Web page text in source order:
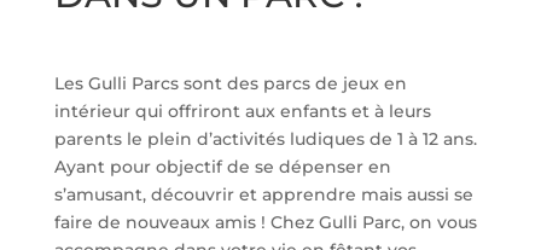
Les Gulli Parcs sont des parcs de jeux en
intérieur qui offriront aux enfants et à leurs
parents le plein d’activités ludiques de 1 à 12 ans.
Ayant pour objectif de se dépenser en
s’amusant, découvrir et apprendre mais aussi se
faire de nouveaux amis ! Chez Gulli Parc, on vous